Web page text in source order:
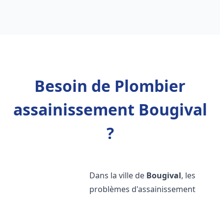
Besoin de Plombier
assainissement Bougival
?
Dans la ville de Bougival, les
problèmes d'assainissement